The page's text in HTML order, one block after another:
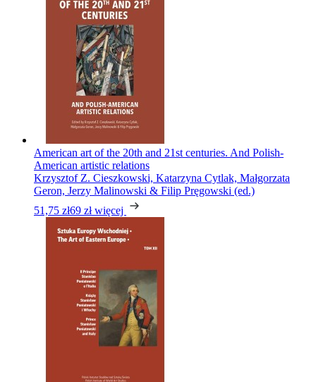
American art of the 20th and 21st centuries. And Polish-
American artistic relations
Krzysztof Z. Cieszkowski, Katarzyna Cytlak, Małgorzata
Geron, Jerzy Malinowski & Filip Pręgowski (ed.)
51,75 zł69 zł więcej